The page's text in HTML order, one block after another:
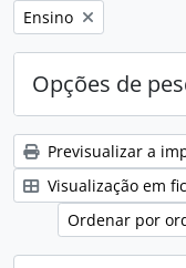
Remover filtro:
Ensino
Opções de
Previsualizar a
Visualização em
Ordenar por